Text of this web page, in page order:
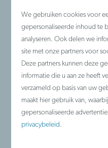
In deze
aanraking
We gebruiken cookies voor
gepersonaliseerde inhoud te
analyseren. Ook delen we
site met onze partners voor
Deze partners kunnen deze
informatie die u aan ze heeft
verzameld op basis van uw
maakt hier gebruik van,
gepersonaliseerde
privacybeleid.